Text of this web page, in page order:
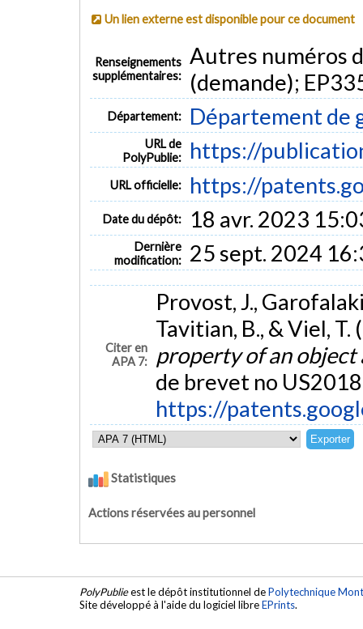
Un lien externe est disponible pour ce document
Renseignements
supplémentaires:
Autres numéros
(demande);
Département: Département de
URL de
PolyPublie:
https://
URL officielle: https://
Date du dépôt: 18 avr. 2023
Dernière
modification:
25 sept. 2024
Citer en
APA 7:
Provost, J.,
Tavitian, B., & Viel,
property of an object
de brevet no
https://
Statistiques
Actions réservées au personnel
PolyPublieest le dépôt institutionnel dePolytechnique
Site développé à l'aide du logiciel libreEPrints.